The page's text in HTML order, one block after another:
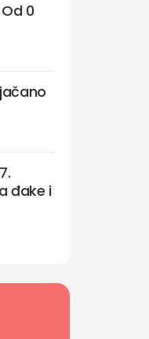
0
đake i